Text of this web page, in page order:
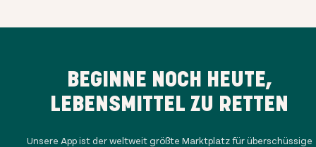
BEGINNE NOCH HEUTE,
LEBENSMITTEL ZU RETTEN
Unsere App ist der weltweit größte Marktplatz für überschüssige